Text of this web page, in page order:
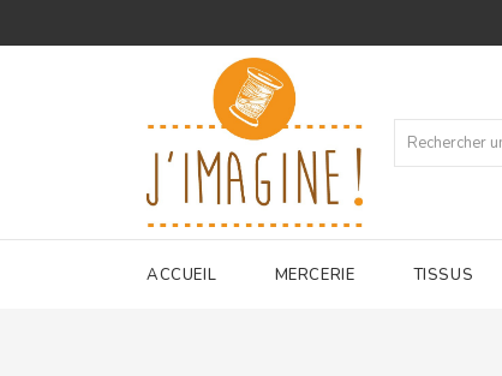
ACCUEIL MERCERIE TISSUS